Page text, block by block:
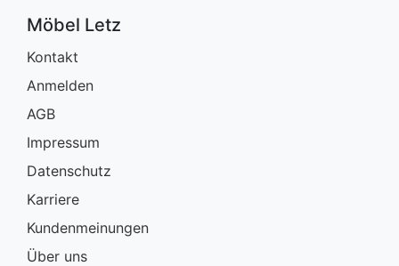
Möbel Letz
Kontakt
Anmelden
AGB
Impressum
Datenschutz
Karriere
Kundenmeinungen
Über uns